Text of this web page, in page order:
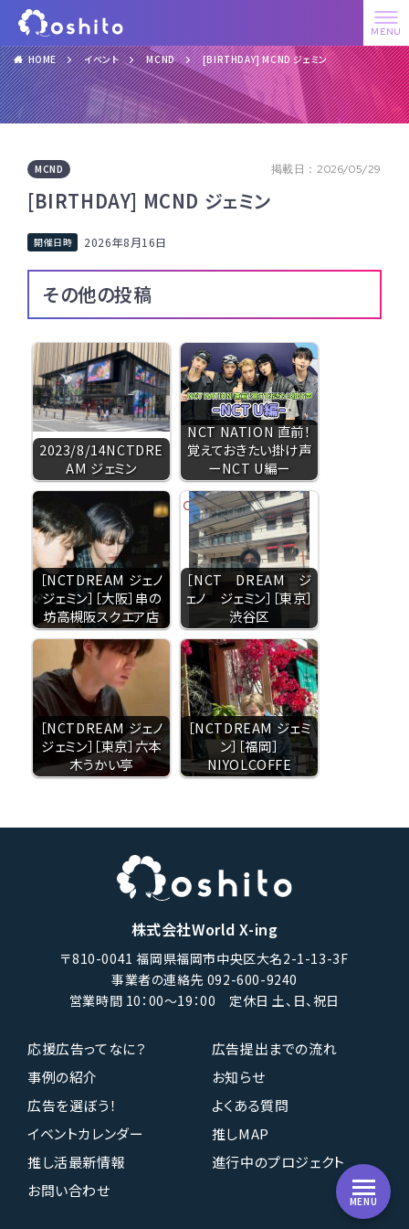
HOME イベント MCND [BIRTHDAY] MCND ジェミン
MCND 掲載日：2026/05/29
[BIRTHDAY] MCND ジェミン
2026年8月16日
その他の投稿
2023/8/14NCTDRE
AM ジェミン
NCT NATION 直前！
覚えておきたい掛け声
ーNCT U編ー
［NCTDREAM ジェノ
ジェミン］［大阪］串の
坊高槻阪スクエア店
［NCT DREAM ジ
ェノ ジェミン］［東京］
渋谷区
［NCTDREAM ジェノ
ジェミン］［東京］六本
木うかい亭
［NCTDREAM ジェミ
ン］［福岡］
NIYOLCOFFE
株式会社World X-ing
〒810-0041 福岡県福岡市中央区大名2-1-13-3F
事業者の連絡先 092-600-9240
営業時間 10：00〜19：00 定休日 土、日、祝日
MENU
応援広告ってなに？
広告提出までの流れ
事例の紹介
お知らせ
広告を選ぼう！
よくある質問
イベントカレンダー
推しMAP
推し活最新情報
進行中のプロジェクト
お問い合わせ